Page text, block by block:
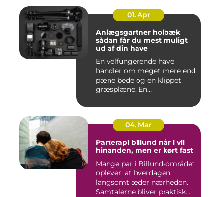
01. Apr
Anlægsgartner holbæk
sådan får du mest muligt
ud af din have
En velfungerende have
handler om meget mere end
pæne bede og en klippet
græsplæne. En
04. Mar
Parterapi billund når i vil
hinanden, men er kørt fast
Mange par i Billund-området
oplever, at hverdagen
langsomt æder nærheden.
Samtalerne bliver praktisk...